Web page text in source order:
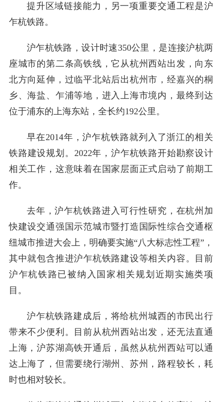
提升区域链接能力，另一项重要交通工程是沪
乍杭铁路。
沪乍杭铁路，设计时速350公里，是连接沪杭两
座城市的第二条高铁线，它从杭州西站出发，向东
北方向延伸，过临平北站后出杭州市，经嘉兴的桐
乡、海盐、乍浦等地，进入上海市境内，最终到达
位于浦东的上海东站，全长约192公里。
早在2014年，沪乍杭铁路就列入了浙江的相关
铁路建设规划。2022年，沪乍杭铁路开始勘察设计
相关工作，这意味着在国家层面正式启动了前期工
作。
去年，沪乍杭铁路进入可行性研究，在杭州加
快建设交通强国示范城市暨打造国际性综合交通枢
纽城市推进大会上，明确要实施“八大标志性工程”，
其中就包含推进沪乍杭铁路建设等相关内容。目前
沪乍杭铁路已被纳入国家相关规划近期实施类项
目。
沪乍杭铁路建成后，将给杭州城西的市民出行
带来不少便利。目前从杭州西站出发，还无法直通
上海，沪苏湖高铁开通后，虽然从杭州西站可以通
达上海了，但需要绕行湖州、苏州，路程较长，耗
时也相对较长。